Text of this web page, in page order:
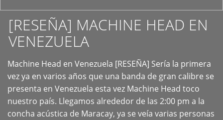
[RESEÑA] MACHINE HEAD EN
VENEZUELA
Machine Head en Venezuela [RESEÑA] Sería la primera
vez ya en varios años que una banda de gran calibre se
presenta en Venezuela esta vez Machine Head toco
nuestro país. Llegamos alrededor de las 2:00 pm a la
concha acústica de Maracay, ya se veía varias personas
+